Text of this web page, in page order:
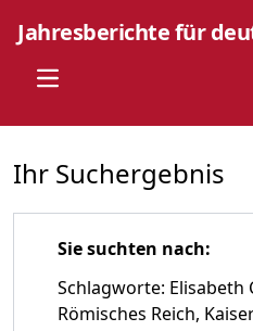
Jahresberichte für
Open main menu
Ihr Suchergebnis
Sie suchten nach:
Schlagworte: Elisabeth
Römisches Reich,